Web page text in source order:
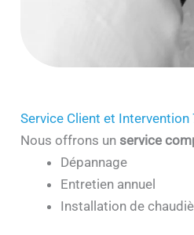
Service Client et
Nous offrons un service
Dépannage
Entretien annuel
Installation de